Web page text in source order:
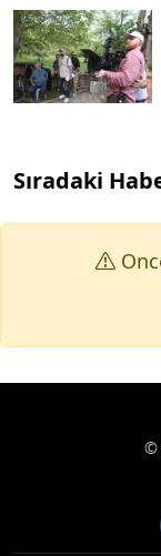
Sıradaki
Kütahya’nın